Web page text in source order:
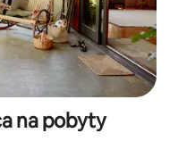
na pobyty